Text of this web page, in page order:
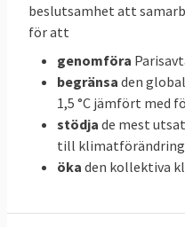
se källan.
Svenskarnas
och utsläpp i
den så kallade
beslutsamhet att
för att
genomföra
begränsa den
1,5 °C jämfört med
stödja de mest
till
öka den kollektiva